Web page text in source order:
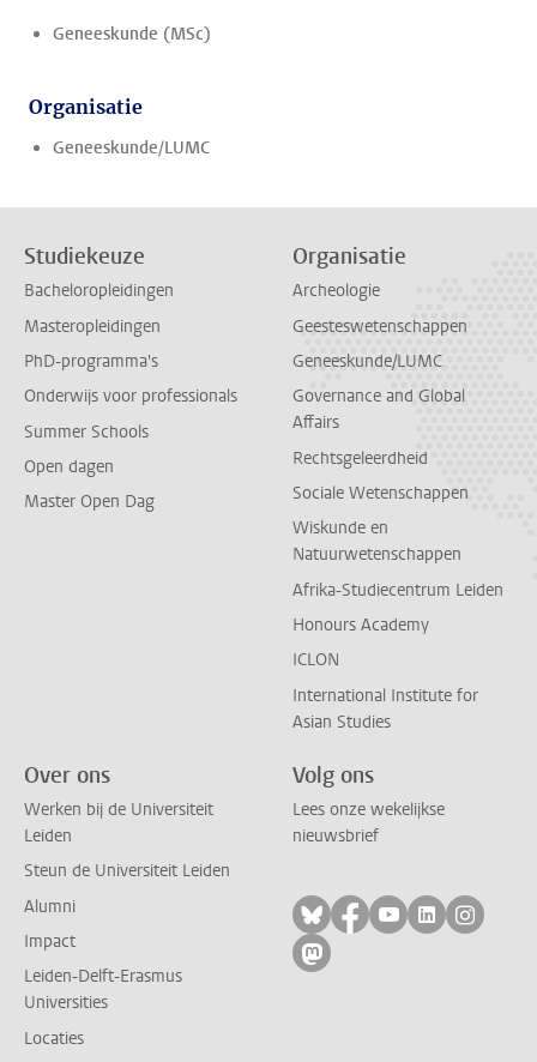
Geneeskunde (MSc)
Organisatie
Geneeskunde/LUMC
Studiekeuze
Bacheloropleidingen
Masteropleidingen
PhD-programma's
Onderwijs voor professionals
Summer Schools
Open dagen
Master Open Dag
Organisatie
Archeologie
Geesteswetenschappen
Geneeskunde/LUMC
Governance and Global
Affairs
Rechtsgeleerdheid
Sociale Wetenschappen
Wiskunde en
Natuurwetenschappen
Afrika-Studiecentrum Leiden
Honours Academy
ICLON
International Institute for
Asian Studies
Over ons
Werken bij de Universiteit
Leiden
Steun de Universiteit Leiden
Alumni
Impact
Leiden-Delft-Erasmus
Universities
Locaties
Volg ons
Lees onze wekelijkse
nieuwsbrief
Volg ons op bluesky
Volg ons op
Volg ons op
Volg ons
Volg
Volg ons op mastodon